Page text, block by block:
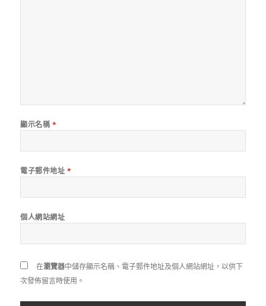
顯示名稱 *
電子郵件地址 *
個人網站網址
在瀏覽器中儲存顯示名稱、電子郵件地址及個人網站網址，以供下
次發佈留言時使用。